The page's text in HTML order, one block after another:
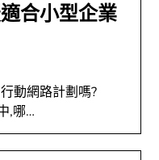
合小型企業
動網路計劃嗎?
,哪…